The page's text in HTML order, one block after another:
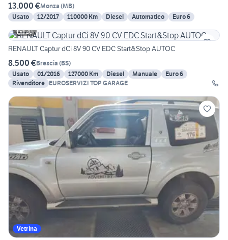
13.000 €Monza (MB)
Usato
12/2017 110000 Km Diesel Automatico
Euro 6
20
RENAULT Captur dCi 8V 90 CV EDC Start&Stop AUTOC
8.500 €Brescia (BS)
Usato
01/2016 127000 Km Diesel Manuale
Euro 6
Rivenditore EUROSERVIZI TOP GARAGE
Vetrina